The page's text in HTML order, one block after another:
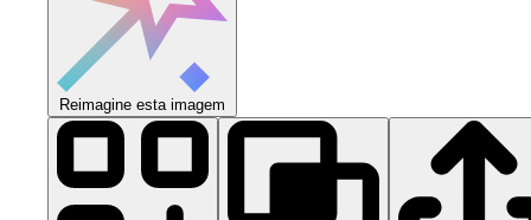
Reimagine esta imagem